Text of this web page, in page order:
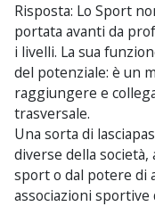
Risposta: Lo Sport
portata avanti da
i livelli. La sua
del potenziale: è un
raggiungere e
trasversale.
Una sorta di
diverse della società,
sport o dal potere di
associazioni